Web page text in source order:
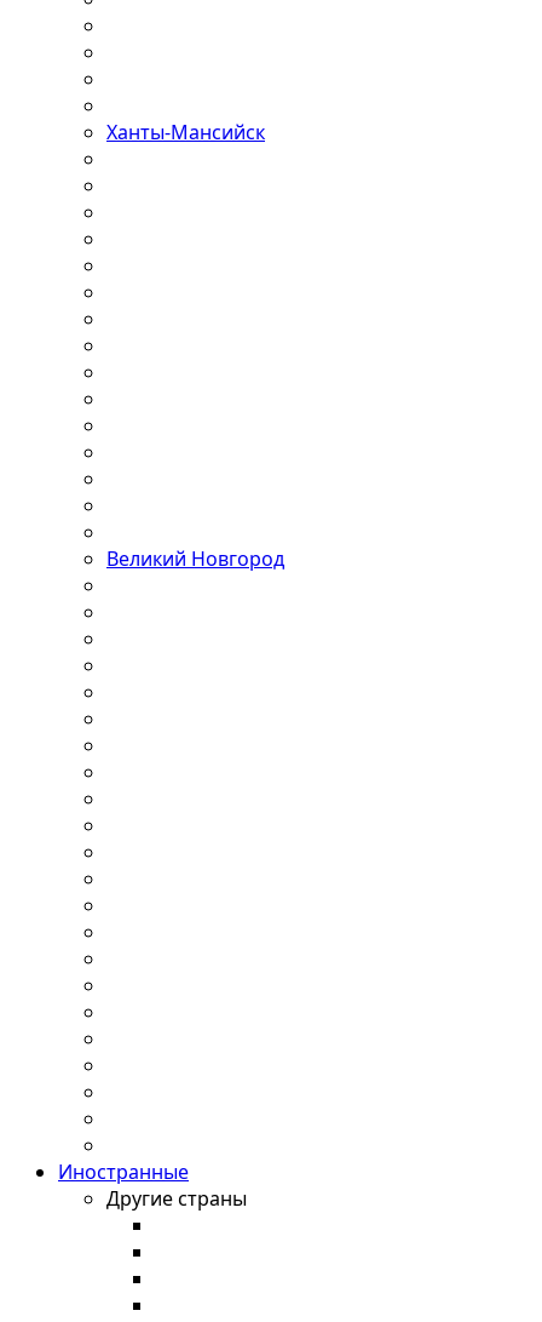
Ханты-Мансийск
Великий Новгород
Иностранные
Другие страны